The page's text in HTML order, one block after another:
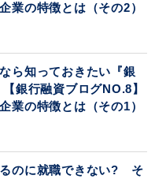
業の特徴とは（その2）
ら知っておきたい『銀
銀行融資ブログNO.8】
業の特徴とは（その1）
のに就職できない? そ